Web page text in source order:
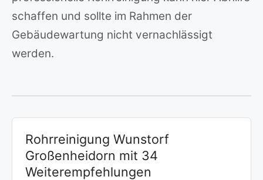
schaffen und sollte im Rahmen der
Gebäudewartung nicht vernachlässigt
werden.
Rohrreinigung Wunstorf
Großenheidorn mit 34
Weiterempfehlungen